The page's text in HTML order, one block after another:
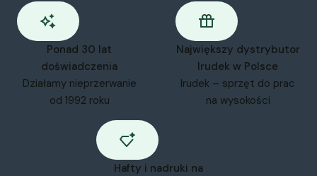
Ponad 30 lat
doświadczenia
Działamy nieprzerwanie
od 1992 roku
Największy dystrybutor
Irudek w Polsce
Irudek – sprzęt do prac
na wysokości
Hafty i nadruki na